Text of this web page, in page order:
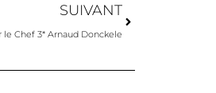
SUIVANT
Chef 3* Arnaud Donckele